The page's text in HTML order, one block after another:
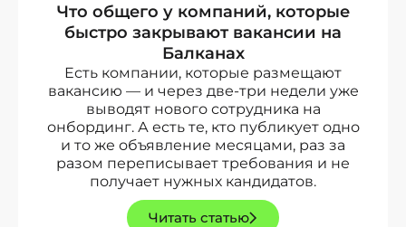
Что общего у компаний, которые
быстро закрывают вакансии на
Балканах
Есть компании, которые размещают
вакансию — и через две-три недели уже
выводят нового сотрудника на
онбординг. А есть те, кто публикует одно
и то же объявление месяцами, раз за
разом переписывает требования и не
получает нужных кандидатов.
Читать статью